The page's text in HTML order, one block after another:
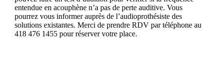
entendue en acouphène n’a pas de perte auditive. Vous
pourrez vous informer auprès de l’audioprothésiste des
solutions existantes. Merci de prendre RDV par téléphone au
418 476 1455 pour réserver votre place.